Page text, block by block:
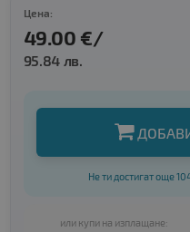
Цена:
49.00 €/
95.84 лв.
Не ти достигат още
или купи на изплащане: